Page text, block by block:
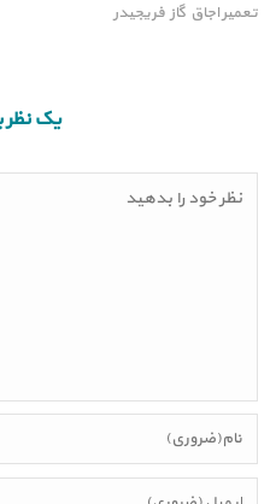
تعمیر اجاق گاز فریجیدر
یک نظر